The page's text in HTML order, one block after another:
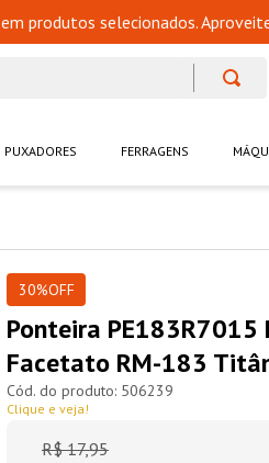
produtos selecionados.
PUXADORES FERRAGENS
30%OFF
Ponteira
Facetato RM-183
506239
Clique e veja!
R$ 17,95